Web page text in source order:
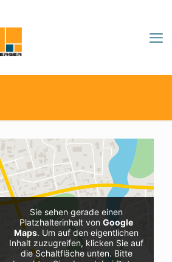
Sie sehen gerade einen
Platzhalterinhalt vonGoogle
Maps. Um auf den eigentlichen
Inhalt zuzugreifen, klicken Sie auf
die Schaltfläche unten. Bitte